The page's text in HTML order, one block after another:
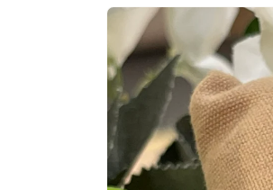
Passer aux
informations
produits